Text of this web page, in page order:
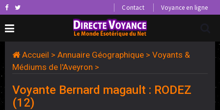
Contact Voyance en ligne
Accueil > Annuaire Géographique > Voyants &
Médiums de l'Aveyron >
Voyante Bernard magault : RODEZ
(12)